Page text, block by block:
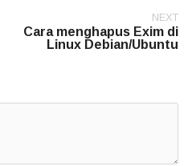
NEXT
Cara menghapus Exim di
Linux Debian/Ubuntu